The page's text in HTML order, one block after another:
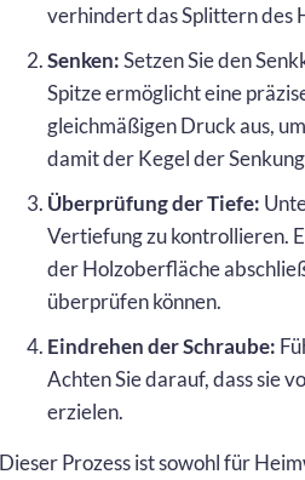
verhindert das Splittern des
Senken:Setzen Sie den
Spitze ermöglicht eine
gleichmäßigen Druck aus,
damit der Kegel der
Überprüfung der Tiefe:
Vertiefung zu kontrollieren.
der Holzoberfläche
überprüfen können.
Eindrehen der Schraube:
Achten Sie darauf, dass sie
erzielen.
Dieser Prozess ist sowohl für